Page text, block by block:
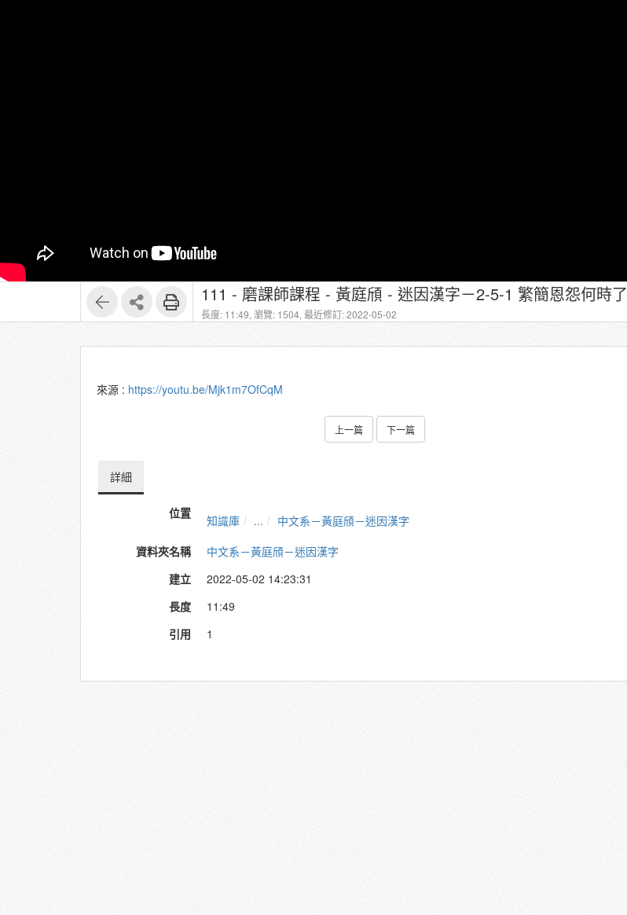
111 - 磨課師課程 - 黃庭頎 - 迷因漢字－2-5-1 繁簡恩怨何時了
長度: 11:49, 瀏覽: 1504, 最近修訂: 2022-05-02
來源 : https://youtu.be/Mjk1m7OfCqM
上一篇 下一篇
詳細
位置 知識庫 ...
中文系－黃庭頎－迷因漢字
資料夾名稱
中文系－黃庭頎－迷因漢字
建立
2022-05-02 14:23:31
長度
11:49
引用
1